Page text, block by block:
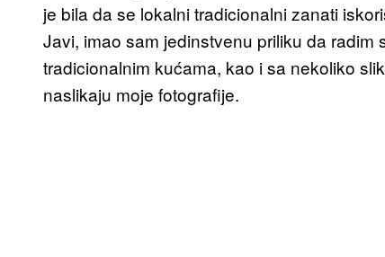
je bila da se lokalni tradicionalni zanati
Javi, imao sam jedinstvenu priliku da
tradicionalnim kućama, kao i sa nekoliko
naslikaju moje fotografije.